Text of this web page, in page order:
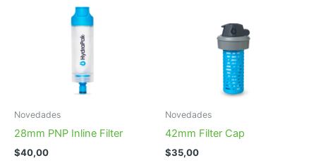
Novedades
28mm PNP Inline Filter
$40,00
Novedades
42mm Filter Cap
$35,00